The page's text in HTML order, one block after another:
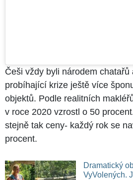
Češi vždy byli národem chatařů
probíhající krize ještě více
objektů. Podle realitních
v roce 2020 vzrostl o 50
stejně tak ceny- každý rok se
procent.
Dramatický
VyVolených.